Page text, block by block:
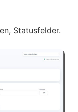
Statusfelder.